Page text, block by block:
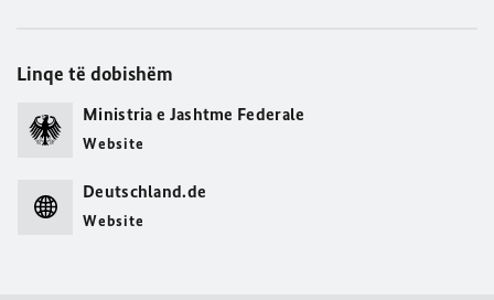
Linqe të dobishëm
Ministria e Jashtme Federale
Website
Deutschland.de
Website